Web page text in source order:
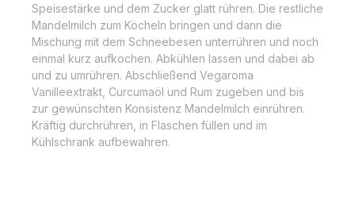
Speisestärke und dem Zucker glatt rühren. Die restliche
Mandelmilch zum Köcheln bringen und dann die
Mischung mit dem Schneebesen unterrühren und noch
einmal kurz aufkochen. Abkühlen lassen und dabei ab
und zu umrühren. Abschließend Vegaroma
Vanilleextrakt, Curcumaöl und Rum zugeben und bis
zur gewünschten Konsistenz Mandelmilch einrühren.
Kräftig durchrühren, in Flaschen füllen und im
Kühlschrank aufbewahren.